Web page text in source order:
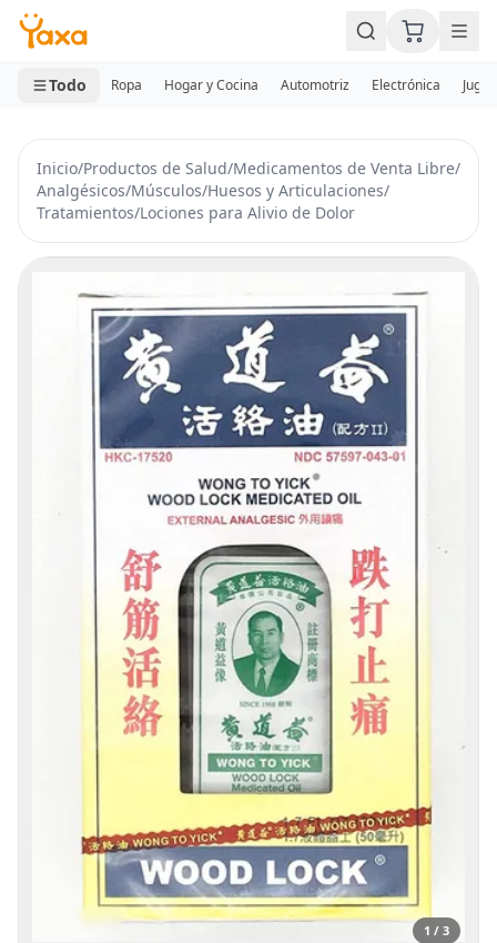
MINI CARRITO
0 productos
Todo Ropa Hogar y Cocina Automotriz Electrónica
Inicio/Productos de Salud/Medicamentos de Venta Libre/
Analgésicos/Músculos/Huesos y Articulaciones/
Tratamientos/Lociones para Alivio de Dolor
1 / 3